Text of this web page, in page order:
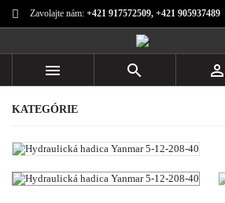
Zavolajte nám: +421 917572509, +421 905937489
  
KATEGÓRIE